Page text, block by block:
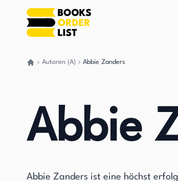
Autoren (A) Abbie Zanders
Abbie
Abbie Zanders ist eine höchst